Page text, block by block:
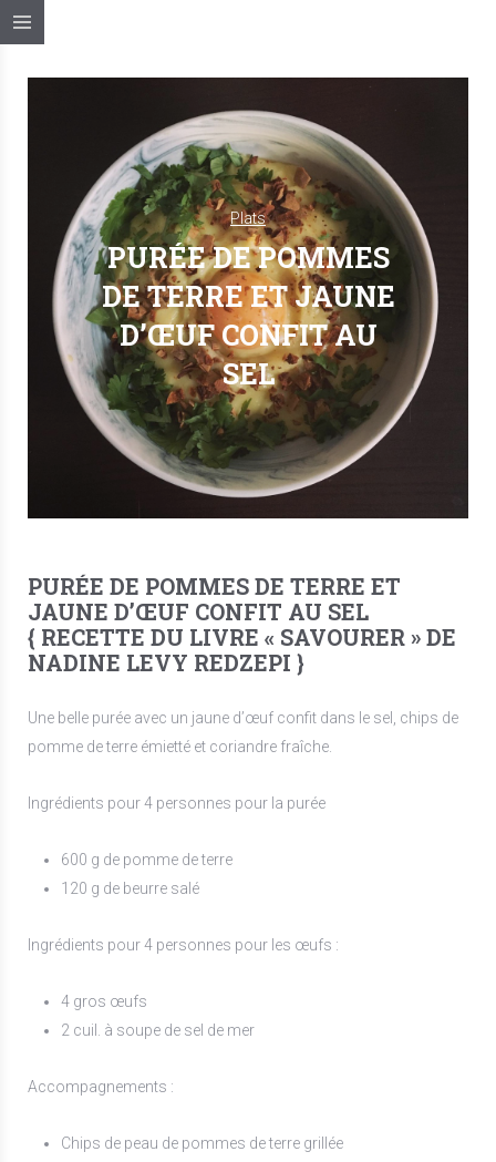
Plats
PURÉE DE POMMES
DE TERRE ET JAUNE
D’ŒUF CONFIT AU
SEL
PURÉE DE POMMES DE TERRE ET
JAUNE D’ŒUF CONFIT AU SEL
{ RECETTE DU LIVRE « SAVOURER » DE
NADINE LEVY REDZEPI }
Une belle purée avec un jaune d’œuf confit dans le sel, chips de
pomme de terre émietté et coriandre fraîche.
Ingrédients pour 4 personnes pour la purée
600 g de pomme de terre
120 g de beurre salé
Ingrédients pour 4 personnes pour les œufs :
4 gros œufs
2 cuil. à soupe de sel de mer
Accompagnements :
Chips de peau de pommes de terre grillée